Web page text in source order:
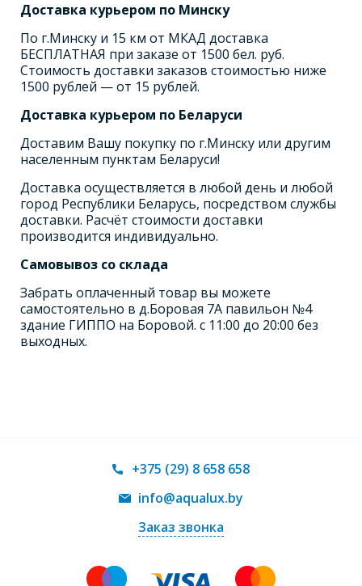
Доставка курьером по Минску
По г.Минску и 15 км от МКАД доставка
БЕСПЛАТНАЯ при заказе от 1500 бел. руб.
Стоимость доставки заказов стоимостью ниже
1500 рублей — от 15 рублей.
Доставка курьером по Беларуси
Доставим Вашу покупку по г.Минску или другим
населенным пунктам Беларуси!
Доставка осуществляется в любой день и любой
город Республики Беларусь, посредством службы
доставки. Расчёт стоимости доставки
производится индивидуально.
Самовывоз со склада
Забрать оплаченный товар вы можете
самостоятельно в д.Боровая 7А павильон №4
здание ГИППО на Боровой. с 11:00 до 20:00 без
выходных.
+375 (29) 8 658 658
info@aqualux.by
Заказ звонка